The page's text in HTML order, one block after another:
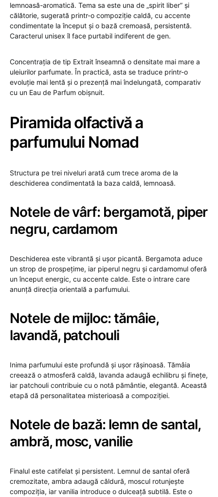
lemnoasă-aromatică. Tema sa este una de „spirit liber” și
călătorie, sugerată printr-o compoziție caldă, cu accente
condimentate la început și o bază cremoasă, persistentă.
Caracterul unisex îl face purtabil indiferent de gen.
Concentrația de tip Extrait înseamnă o densitate mai mare a
uleiurilor parfumate. În practică, asta se traduce printr-o
evoluție mai lentă și o prezență mai îndelungată, comparativ
cu un Eau de Parfum obișnuit.
Piramida olfactivă a
parfumului Nomad
Structura pe trei niveluri arată cum trece aroma de la
deschiderea condimentată la baza caldă, lemnoasă.
Notele de vârf: bergamotă, piper
negru, cardamom
Deschiderea este vibrantă și ușor picantă. Bergamota aduce
un strop de prospețime, iar piperul negru și cardamomul oferă
un început energic, cu accente calde. Este o intrare care
anunță direcția orientală a parfumului.
Notele de mijloc: tămâie,
lavandă, patchouli
Inima parfumului este profundă și ușor rășinoasă. Tămâia
creează o atmosferă caldă, lavanda adaugă echilibru și finețe,
iar patchouli contribuie cu o notă pământie, elegantă. Această
etapă dă personalitatea misterioasă a compoziției.
Notele de bază: lemn de santal,
ambră, mosc, vanilie
Finalul este catifelat și persistent. Lemnul de santal oferă
cremozitate, ambra adaugă căldură, moscul rotunjește
compoziția, iar vanilia introduce o dulceață subtilă. Este o